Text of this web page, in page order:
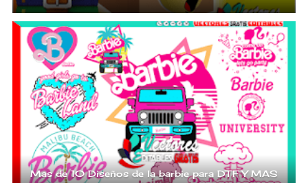
Mas de 10 Diseños de la barbie para DTF Y MAS